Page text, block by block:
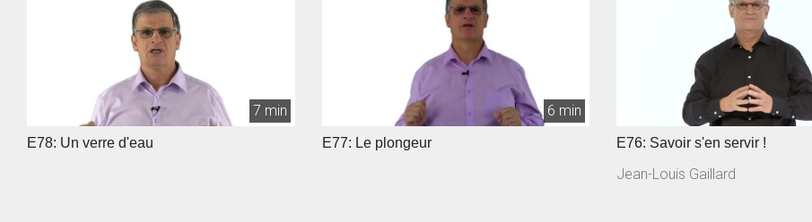
7 min
E78: Un verre d'eau
6 min
E77: Le plongeur E76: Savoir s'en servir !
Jean-Louis Gaillard